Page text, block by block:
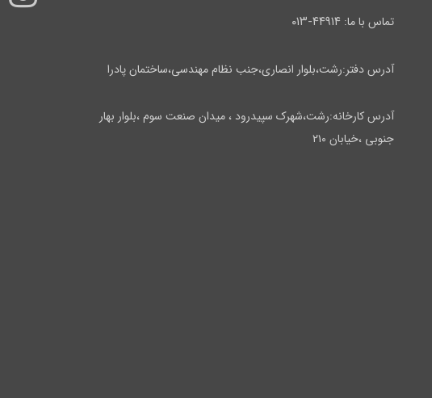
تماس با ما: ۴۴۹۱۴-۰۱۳
آدرس دفتر:رشت،بلوار انصاری،جنب نظام مهندسی،ساختمان پادرا
آدرس کارخانه:رشت،شهرک سپیدرود ، میدان صنعت سوم ،بلوار بهار
جنوبی ،خیابان ۲۱۰